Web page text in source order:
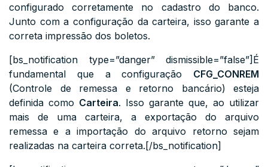
configurado corretamente no cadastro do banco.
Junto com a configuração da carteira, isso garante a
correta impressão dos boletos.
[bs_notification type=”danger” dismissible=”false”]É
fundamental que a configuração CFG_CONREM
(Controle de remessa e retorno bancário) esteja
definida como Carteira. Isso garante que, ao utilizar
mais de uma carteira, a exportação do arquivo
remessa e a importação do arquivo retorno sejam
realizadas na carteira correta.[/bs_notification]